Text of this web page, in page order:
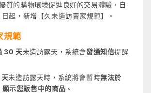
質的購物環境促進良好的交易體驗，自
起，新增【久未造訪賣家規範】。
規範
30 天未造訪露天，系統會發通知信提醒
未造訪露天時，系統將會暫時無法於
顯示您販售中的商品 。